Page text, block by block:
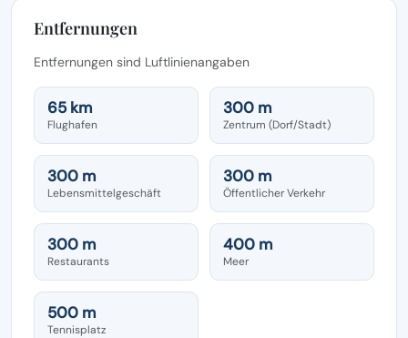
Entfernungen
Entfernungen sind Luftlinienangaben
65 km
Flughafen
300 m
Zentrum (Dorf/Stadt)
300 m
Lebensmittelgeschäft
300 m
Öffentlicher Verkehr
300 m
Restaurants
400 m
Meer
500 m
Tennisplatz